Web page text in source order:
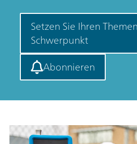
Setzen Sie Ihren
Schwerpunkt
Abonnieren